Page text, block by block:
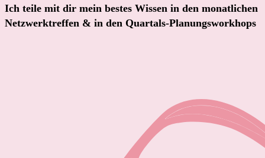
Ich teile mit dir mein bestes Wissen in den monatlichen
Netzwerktreffen & in den Quartals-Planungsworkhops